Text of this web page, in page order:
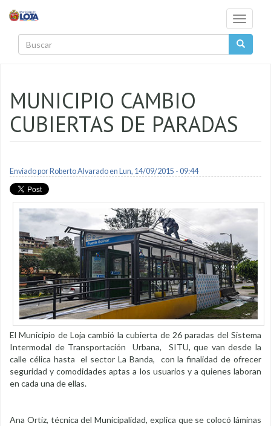
Toggle
MUNICIPIO CAMBIO
CUBIERTAS DE PARADAS
Enviado por Roberto Alvaradoen Lun, 14/09/2015 - 09:44
El Municipio de Loja cambió la cubierta de 26 paradas del Sistema
Intermodal de Transportación Urbana, SITU, que van desde la
calle célica hasta el sector La Banda, con la finalidad de ofrecer
seguridad y comodidades aptas a los usuarios y a quienes laboran
en cada una de ellas.
Ana Ortiz, técnica del Municipalidad, explica que se colocó láminas